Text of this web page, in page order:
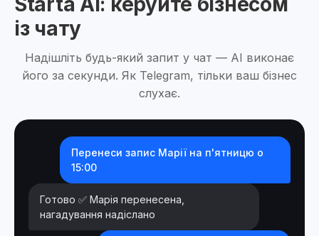
із чату
Надішліть будь-який запит у чат — AI виконає
його за секунди. Як Telegram, тільки ваш бізнес
слухає.
Перенеси запис Марії на п'ятницю о
15:00
Готово ✅ Марія перенесена,
нагадування надіслано